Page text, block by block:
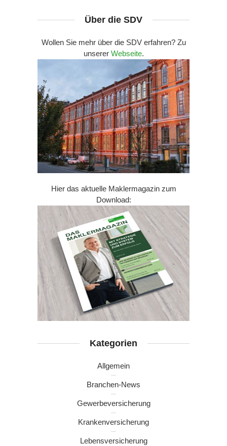
Über die SDV
Wollen Sie mehr über die SDV erfahren? Zu
unserer Webseite.
Hier das aktuelle Maklermagazin zum
Download:
Kategorien
Allgemein
Branchen-News
Gewerbeversicherung
Krankenversicherung
Lebensversicherung